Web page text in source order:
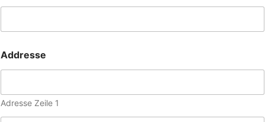
Addresse
Adresse Zeile 1